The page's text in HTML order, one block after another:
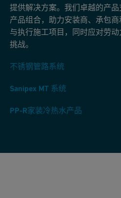
提供解决方案。我们卓越的产
产品组合，助力安装商、承包
与执行施工项目，同时应对劳
挑战。
不锈钢管路系统
Sanipex MT 系统
PP-R家装冷热水产品